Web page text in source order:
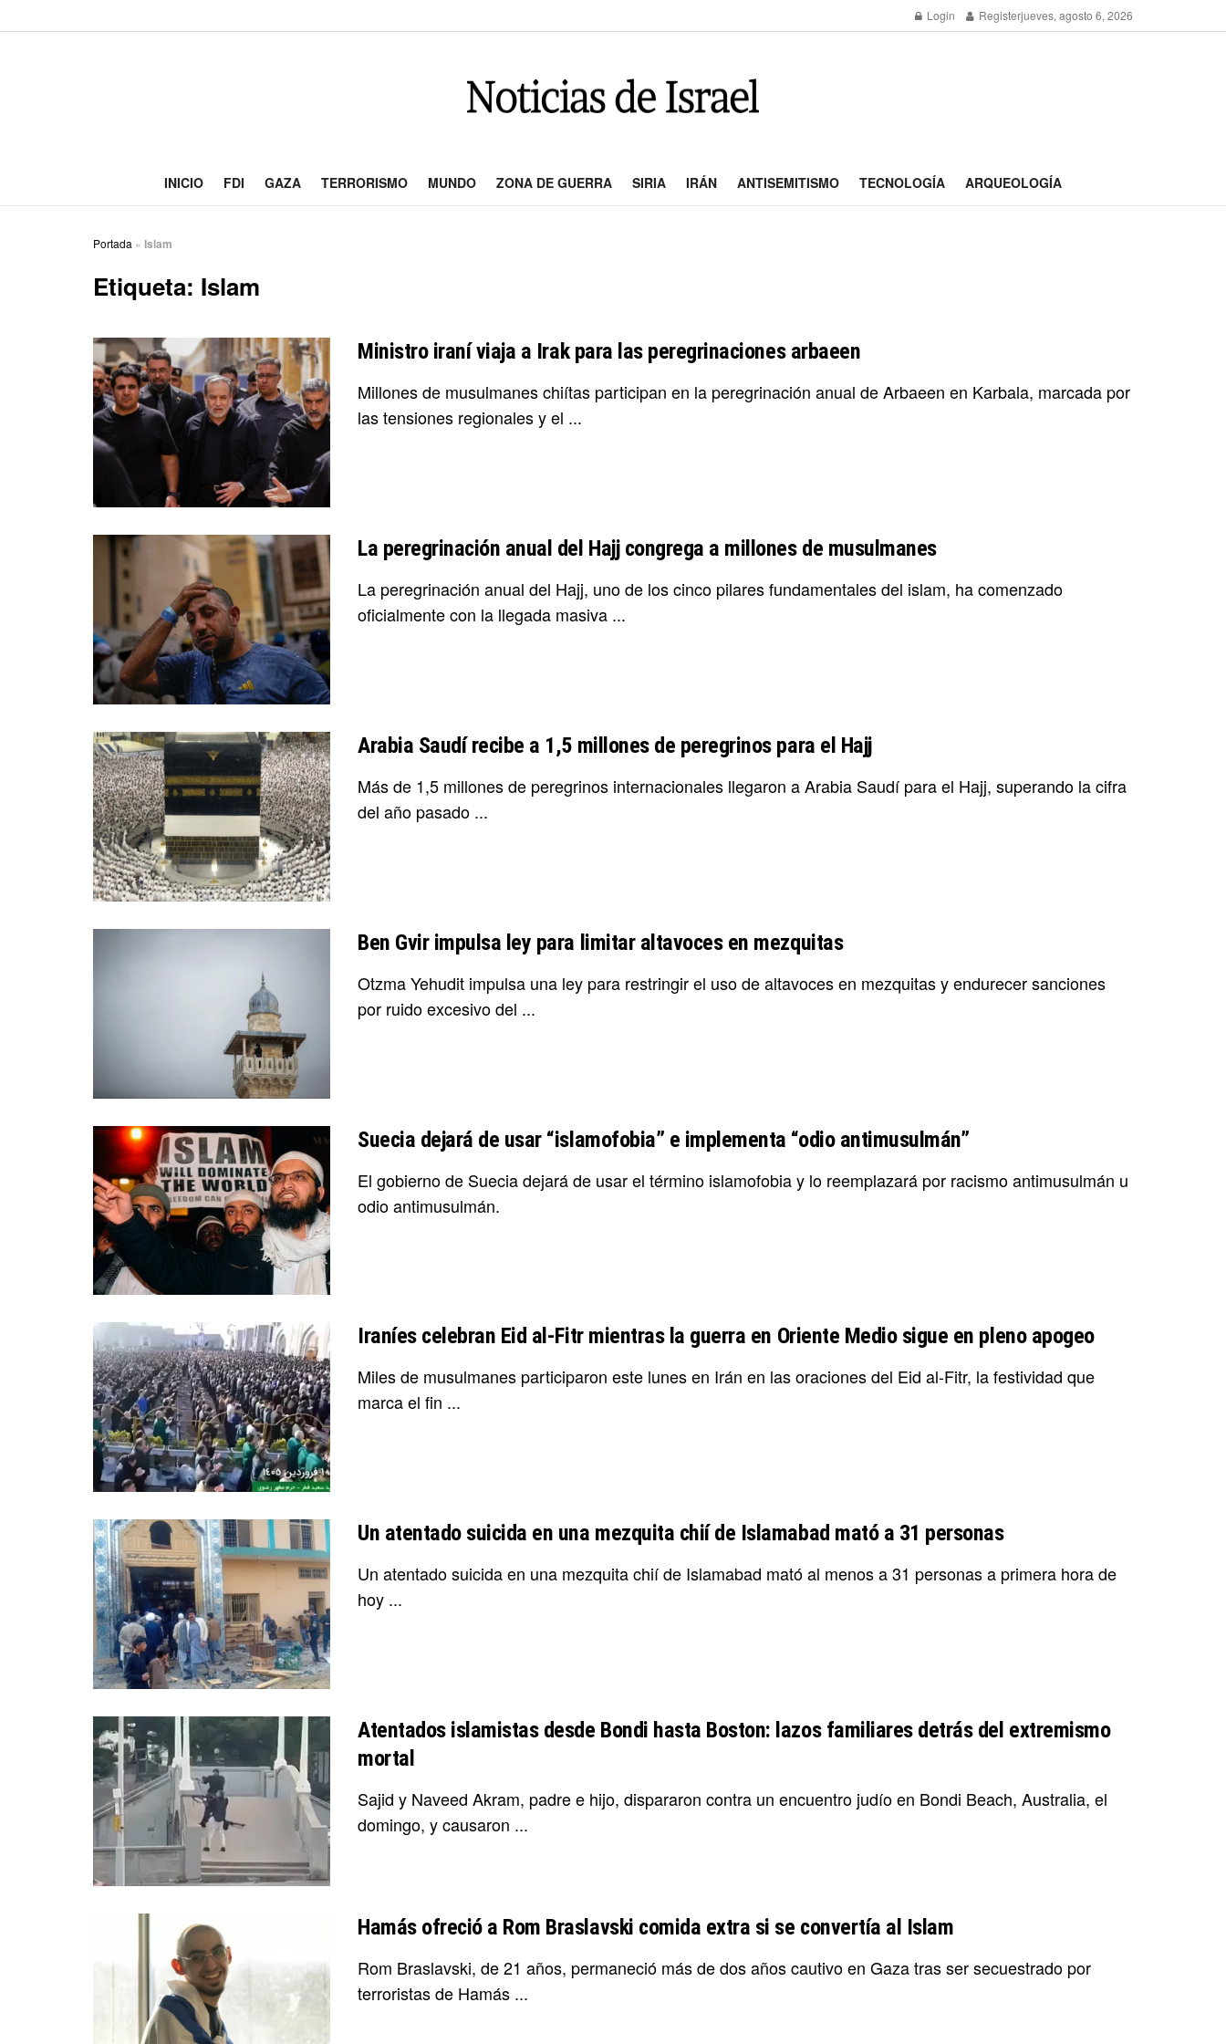
Login Registerjueves, agosto 6, 2026
INICIO FDI GAZA TERRORISMO MUNDO ZONA DE GUERRA SIRIA IRÁN ANTISEMITISMO TECNOLOGÍA ARQUEOLOGÍA
Portada » Islam
Etiqueta: Islam
Ministro iraní viaja a Irak para las peregrinaciones arbaeen
Millones de musulmanes chiítas participan en la peregrinación anual de Arbaeen en Karbala, marcada por
las tensiones regionales y el ...
La peregrinación anual del Hajj congrega a millones de musulmanes
La peregrinación anual del Hajj, uno de los cinco pilares fundamentales del islam, ha comenzado
oficialmente con la llegada masiva ...
Arabia Saudí recibe a 1,5 millones de peregrinos para el Hajj
Más de 1,5 millones de peregrinos internacionales llegaron a Arabia Saudí para el Hajj, superando la cifra
del año pasado ...
Ben Gvir impulsa ley para limitar altavoces en mezquitas
Otzma Yehudit impulsa una ley para restringir el uso de altavoces en mezquitas y endurecer sanciones
por ruido excesivo del ...
Suecia dejará de usar “islamofobia” e implementa “odio antimusulmán”
El gobierno de Suecia dejará de usar el término islamofobia y lo reemplazará por racismo antimusulmán u
odio antimusulmán.
Iraníes celebran Eid al-Fitr mientras la guerra en Oriente Medio sigue en pleno apogeo
Miles de musulmanes participaron este lunes en Irán en las oraciones del Eid al-Fitr, la festividad que
marca el fin ...
Un atentado suicida en una mezquita chií de Islamabad mató a 31 personas
Un atentado suicida en una mezquita chií de Islamabad mató al menos a 31 personas a primera hora de
hoy ...
Atentados islamistas desde Bondi hasta Boston: lazos familiares detrás del extremismo
mortal
Sajid y Naveed Akram, padre e hijo, dispararon contra un encuentro judío en Bondi Beach, Australia, el
domingo, y causaron ...
Hamás ofreció a Rom Braslavski comida extra si se convertía al Islam
Rom Braslavski, de 21 años, permaneció más de dos años cautivo en Gaza tras ser secuestrado por
terroristas de Hamás ...